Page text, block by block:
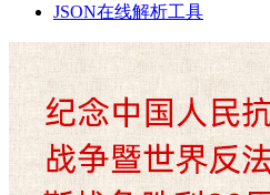
JSON在线解析工具